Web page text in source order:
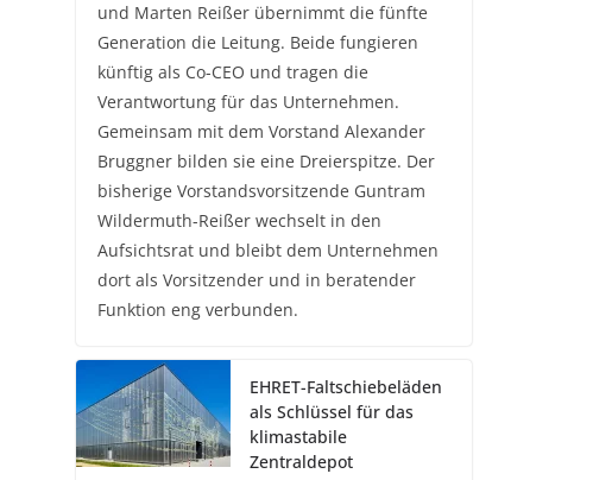
und Marten Reißer übernimmt die fünfte
Generation die Leitung. Beide fungieren
künftig als Co-CEO und tragen die
Verantwortung für das Unternehmen.
Gemeinsam mit dem Vorstand Alexander
Bruggner bilden sie eine Dreierspitze. Der
bisherige Vorstandsvorsitzende Guntram
Wildermuth-Reißer wechselt in den
Aufsichtsrat und bleibt dem Unternehmen
dort als Vorsitzender und in beratender
Funktion eng verbunden.
EHRET-Faltschiebeläden
als Schlüssel für das
klimastabile
Zentraldepot